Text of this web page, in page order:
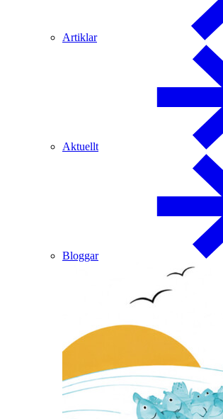
Artiklar
Aktuellt
Bloggar